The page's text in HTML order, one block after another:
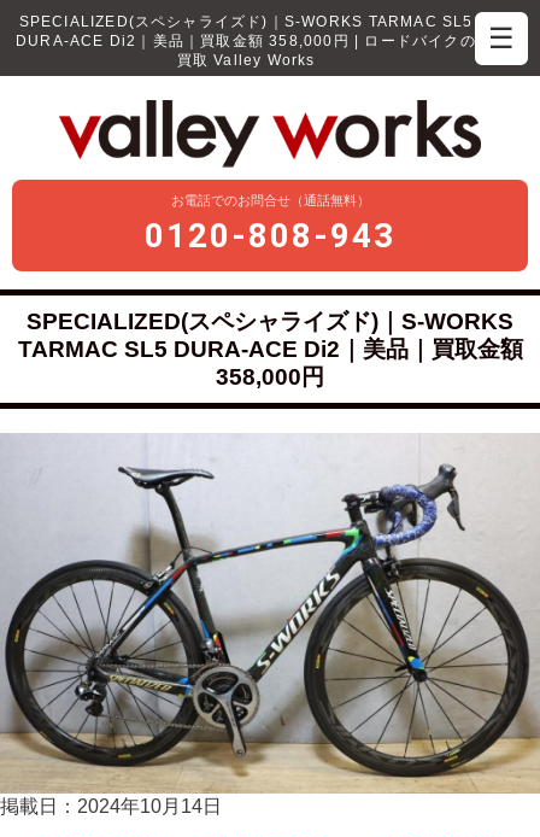
☰
SPECIALIZED(スペシャライズド)｜S-WORKS TARMAC SL5
DURA-ACE Di2｜美品｜買取金額 358,000円 | ロードバイクの
買取 Valley Works
お電話でのお問合せ（通話無料）
0120-808-943
SPECIALIZED(スペシャライズド)｜S-WORKS
TARMAC SL5 DURA-ACE Di2｜美品｜買取金額
358,000円
掲載日：2024年10月14日